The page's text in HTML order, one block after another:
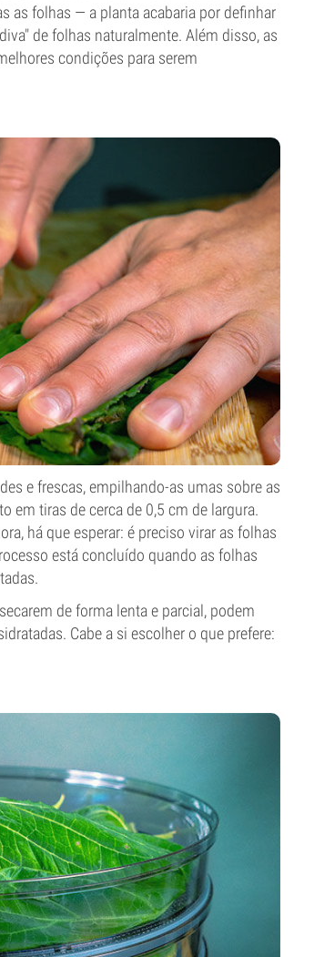
as folhas — a planta acabaria por definhar
de folhas naturalmente. Além disso, as
condições para serem
e frescas, empilhando-as umas sobre as
em tiras de cerca de 0,5 cm de largura.
há que esperar: é preciso virar as folhas
está concluído quando as folhas
de forma lenta e parcial, podem
Cabe a si escolher o que prefere: